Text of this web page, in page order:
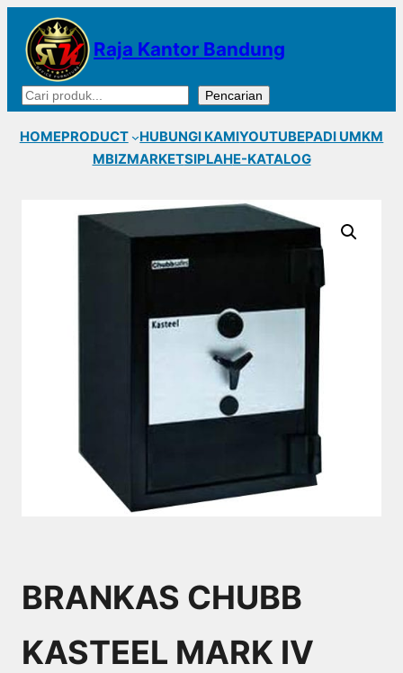
Lewati
konten
Raja Kantor Bandung
Cari Pencarian
HOMEPRODUCT HUBUNGI KAMIYOUTUBEPADI UMKM
MBIZMARKETSIPLAHE-KATALOG
BRANKAS CHUBB
KASTEEL MARK IV